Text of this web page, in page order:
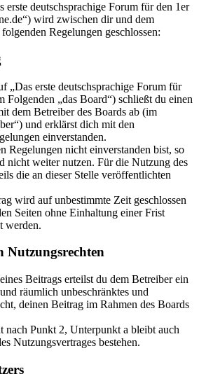
deutschsprachige Forum für den 1er
wird zwischen dir und dem
Regelungen geschlossen:
„Das erste deutschsprachige Forum für
Folgenden „das Board“) schließt du einen
dem Betreiber des Boards ab (im
und erklärst dich mit den
einverstanden.
Regelungen nicht einverstanden bist, so
nicht weiter nutzen. Für die Nutzung des
die an dieser Stelle veröffentlichten
wird auf unbestimmte Zeit geschlossen
Seiten ohne Einhaltung einer Frist
werden.
Nutzungsrechten
Beitrags erteilst du dem Betreiber ein
räumlich unbeschränktes und
deinen Beitrag im Rahmen des Boards
nach Punkt 2, Unterpunkt a bleibt auch
Nutzungsvertrages bestehen.